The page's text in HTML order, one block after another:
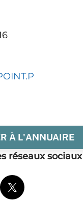
À L'ANNUAIRE
réseaux sociaux